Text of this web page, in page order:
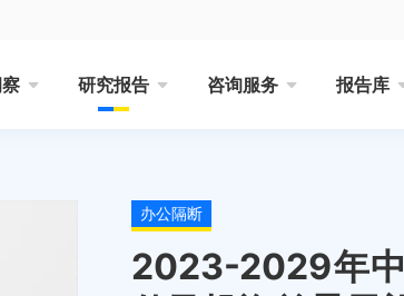
研究报告 咨询服务 报告库
办公隔断
2023-2029年